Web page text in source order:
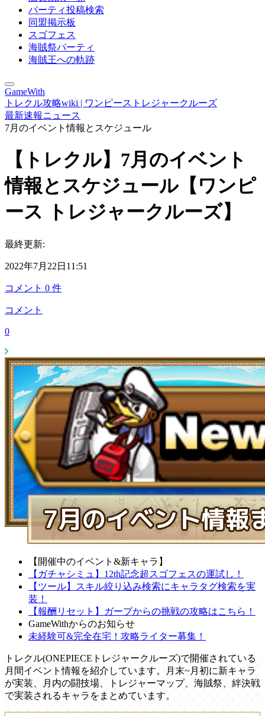
パーティ投稿検索
同盟掲示板
スゴフェス
海賊祭パーティ
海賊王への軌跡
GameWith
トレクル攻略wiki | ワンピーストレジャークルーズ
最新速報ニュース
7月のイベント情報とスケジュール
【トレクル】7月のイベント
情報とスケジュール【ワンピ
ース トレジャークルーズ】
最終更新:
2022年7月22日11:51
コメント 0 件
コメント
0
【開催中のイベント&新キャラ】
【ガチャシミュ】12th記念超スゴフェスの運試し！
【ツール】スキル絞り込み検索にキャラタグ検索を実
装！
【報酬リセット】ガープからの挑戦の攻略はこちら！
GameWithからのお知らせ
未経験可&完全在宅！攻略ライター募集！
トレクル(ONEPIECEトレジャークルーズ)で開催されている
月間イベント情報を紹介しています。月末~月初に新キャラ
が実装、月内の闘技場、トレジャーマップ、海賊祭、絆決戦
で実装されるキャラをまとめています。